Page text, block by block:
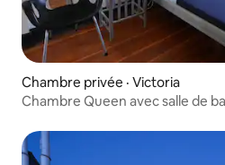
Chambre privée · Victoria
Chambre Queen avec salle de